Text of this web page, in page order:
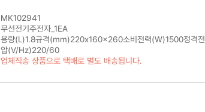
MK102941
무선전기주전자_1EA
용량(L)1.8규격(mm)220x160x260소비전력(W)1500정격전
압(V/Hz)220/60
업체직송 상품으로 택배로 별도 배송됩니다.